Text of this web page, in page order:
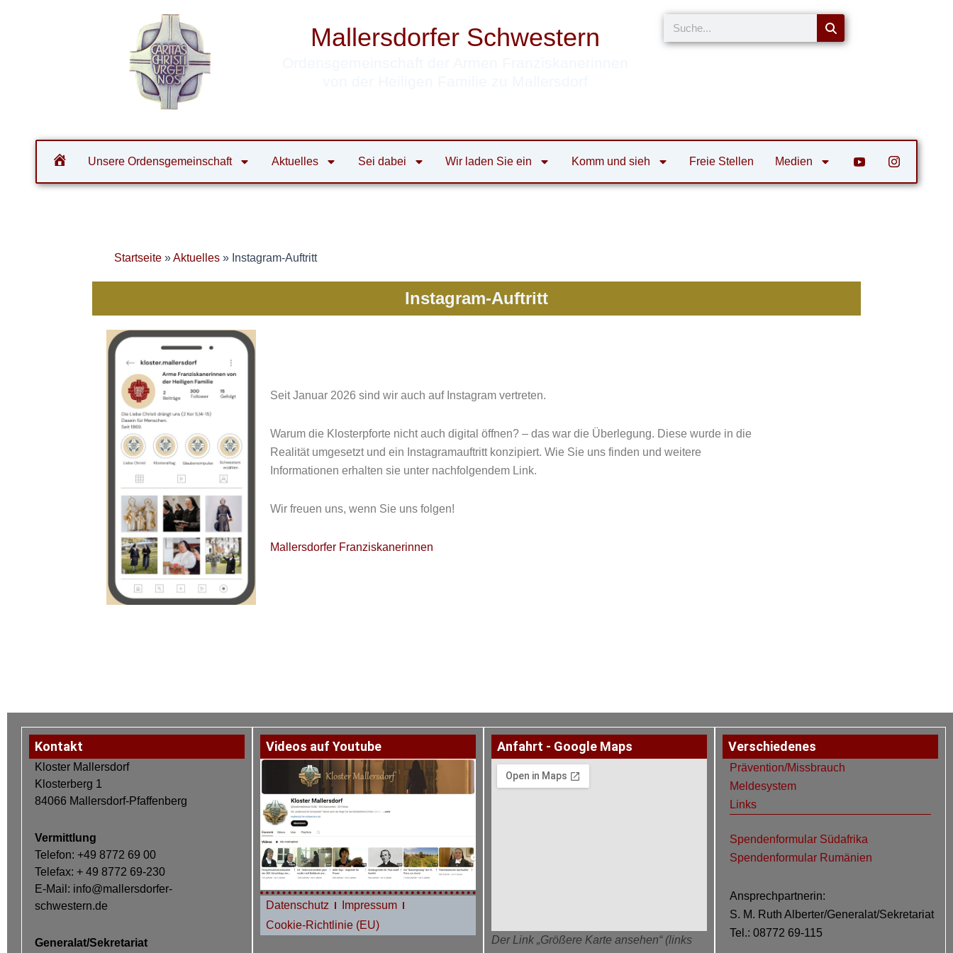
Mallersdorfer Schwestern
Suche
Unsere Ordensgemeinschaft Aktuelles Sei dabei Wir laden Sie ein Komm und sieh Freie Stellen Medien
Startseite »Aktuelles » Instagram-Auftritt
Instagram-Auftritt
Seit Januar 2026 sind wir auch auf Instagram vertreten.
Warum die Klosterpforte nicht auch digital öffnen? – das war die Überlegung. Diese wurde in die
Realität umgesetzt und ein Instagramauftritt konzipiert. Wie Sie uns finden und weitere
Informationen erhalten sie unter nachfolgendem Link.
Wir freuen uns, wenn Sie uns folgen!
Mallersdorfer Franziskanerinnen
Kontakt
Kloster Mallersdorf
Klosterberg 1
84066 Mallersdorf-Pfaffenberg
Vermittlung
Telefon: +49 8772 69 00
Telefax: + 49 8772 69-230
E-Mail: info@mallersdorfer-
schwestern.de
Generalat/Sekretariat
Videos auf Youtube
Datenschutz
Impressum
Cookie-Richtlinie (EU)
Anfahrt - Google Maps
Der Link „Größere Karte ansehen“ (links
Verschiedenes
Prävention/Missbrauch
Meldesystem
Links
Spendenformular Südafrika
Spendenformular Rumänien
Ansprechpartnerin:
S. M. Ruth Alberter/Generalat/Sekretariat
Tel.: 08772 69-115